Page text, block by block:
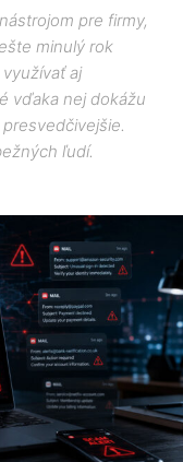
pre firmy,
minulý rok
aj
vďaka nej dokážu
ľudí.